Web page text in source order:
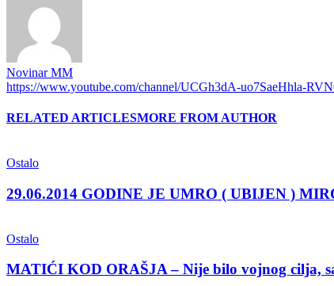
Novinar MM
https://www.youtube.com/channel/UCGh3dA-uo7SaeHhla-
RELATED ARTICLESMORE FROM AUTHOR
Ostalo
29.06.2014 GODINE JE UMRO ( UBIJEN )
Ostalo
MATIĆI KOD ORAŠJA – Nije bilo vojnog cilja,